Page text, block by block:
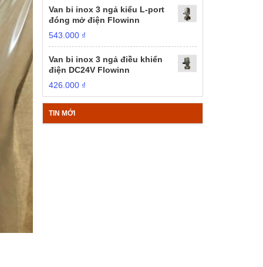
Van bi inox 3 ngả kiểu L-port
đóng mở điện Flowinn
543.000 ₫
Van bi inox 3 ngả điều khiển
điện DC24V Flowinn
426.000 ₫
TIN MỚI